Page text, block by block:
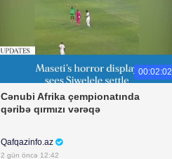
00:02:02
Cənubi Afrika çempionatında
qəribə qırmızı vərəqə
Qafqazinfo.az
2 gün öncə 12:42